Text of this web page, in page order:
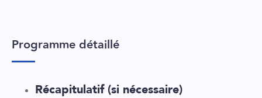
Programme détaillé
Récapitulatif (si nécessaire)